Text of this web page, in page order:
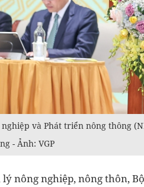
và Phát triển nông thông
- Ảnh: VGP
lý nông nghiệp, nông thôn,